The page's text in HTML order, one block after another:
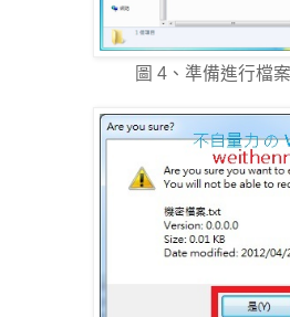
圖 4、準備進行檔